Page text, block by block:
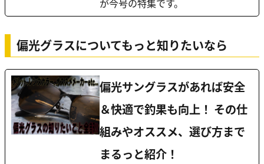
偏光グラスについてもっと知りたいなら
偏光サングラスがあれば安全
＆快適で釣果も向上！ その仕
組みやオススメ、選び方まで
まるっと紹介！